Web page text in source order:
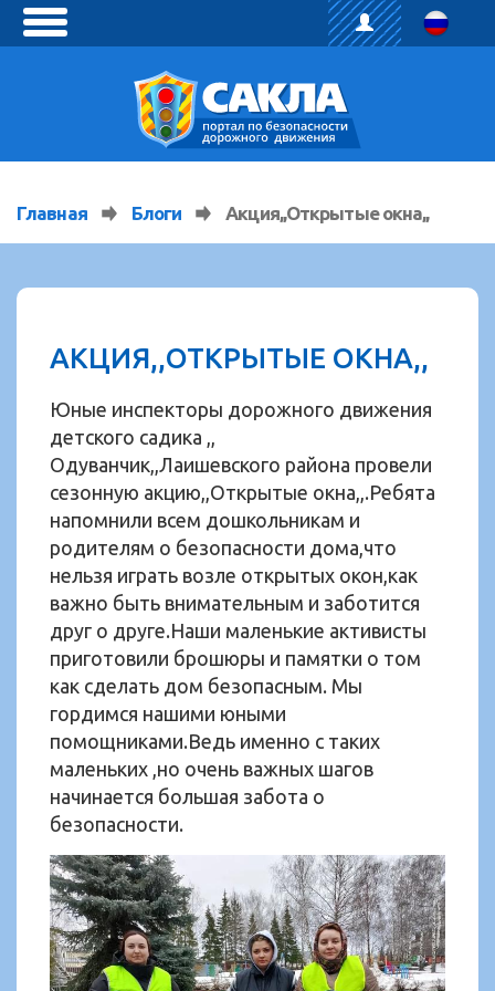
toggle
Главная Блоги Акция,,Открытые окна,,
АКЦИЯ,,ОТКРЫТЫЕ ОКНА,,
Юные инспекторы дорожного движения
детского садика ,,
Одуванчик,,Лаишевского района провели
сезонную акцию,,Открытые окна,,.Ребята
напомнили всем дошкольникам и
родителям о безопасности дома,что
нельзя играть возле открытых окон,как
важно быть внимательным и заботится
друг о друге.Наши маленькие активисты
приготовили брошюры и памятки о том
как сделать дом безопасным. Мы
гордимся нашими юными
помощниками.Ведь именно с таких
маленьких ,но очень важных шагов
начинается большая забота о
безопасности.